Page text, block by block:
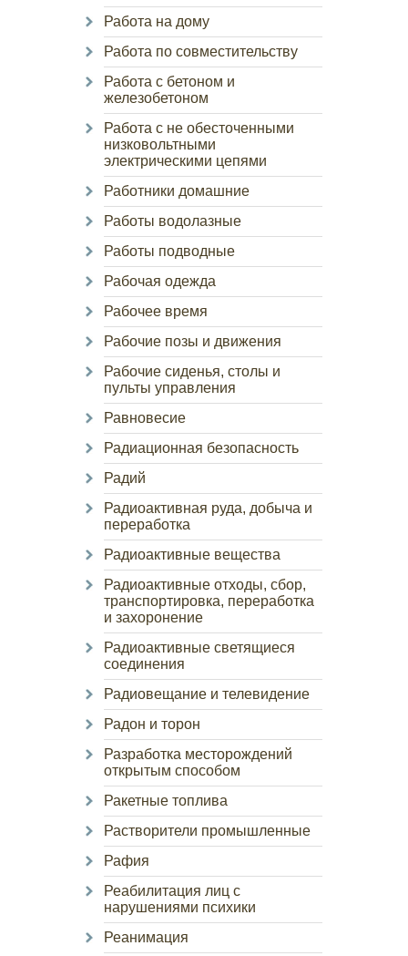
Работа на дому
Работа по совместительству
Работа с бетоном и
железобетоном
Работа с не обесточенными
низковольтными
электрическими цепями
Работники домашние
Работы водолазные
Работы подводные
Рабочая одежда
Рабочее время
Рабочие позы и движения
Рабочие сиденья, столы и
пульты управления
Равновесие
Радиационная безопасность
Радий
Радиоактивная руда, добыча и
переработка
Радиоактивные вещества
Радиоактивные отходы, сбор,
транспортировка, переработка
и захоронение
Радиоактивные светящиеся
соединения
Радиовещание и телевидение
Радон и торон
Разработка месторождений
открытым способом
Ракетные топлива
Растворители промышленные
Рафия
Реабилитация лиц с
нарушениями психики
Реанимация